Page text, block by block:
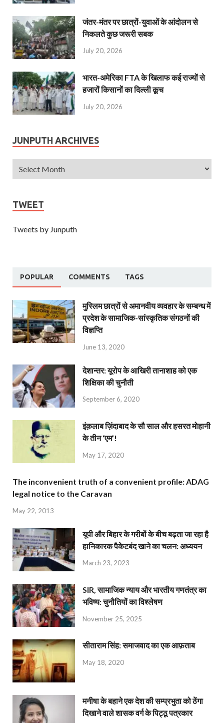
जंतर-मंतर पर छात्रों-युवाओं के आंदोलन से
निकलते कुछ जरूरी सबक
July 20, 2026
भारत-अमेरिका FTA के खिलाफ कई राज्यों से
हजारों किसानों का दिल्ली कूच
July 20, 2026
JUNPUTH ARCHIVES
TWEET
Tweets by Junputh
POPULAR COMMENTS TAGS
मुस्लिम छात्रों से अमानवीय व्यवहार के सम्बन्ध में
प्रदेश के सामाजिक-सांस्कृतिक संगठनों की
विज्ञप्ति
June 13, 2020
देशान्‍तर: यूरोप के आखिरी तानाशाह को एक
शिक्षिका की चुनौती
September 6, 2020
इंक़लाब ज़िंदाबाद के सौ साल और हसरत मोहानी
के तीन ‘एम’!
May 17, 2020
The inconvenient truth of a convenient profile: ADAG
legal notice to the Caravan
May 22, 2013
यूपी और बिहार के गरीबों के बीच बढ़ता जा रहा है
हानिकारक पैकेटबंद खाने का चलन: अध्ययन
March 23, 2023
SIR, सामाजिक न्याय और भारतीय गणतंत्र का
भविष्य: चुनौतियों का विश्लेषण
November 25, 2025
सीताराम सिंह: समाजवाद का एक आफ़ताब
May 18, 2020
मनीषा के बहाने एक देश की सम्प्रभुता को ठेंगा
दिखाने वाले शासक वर्ग के पिट्ठू पत्रकार